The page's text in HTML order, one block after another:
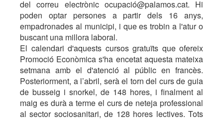
del correu electrònic ocupació@palamos.cat. Hi
poden optar persones a partir dels 16 anys,
empadronades al municipi, i que es trobin a l'atur o
buscant una millora laboral.
El calendari d'aquests cursos gratuïts que ofereix
Promoció Econòmica s'ha encetat aquesta mateixa
setmana amb el d'atenció al públic en francès.
Posteriorment, a l’abril, serà el torn del curs de guia
de busseig i snorkel, de 148 hores, i finalment al
maig es durà a terme el curs de neteja professional
al sector sociosanitari, de 128 hores lectives. Tots